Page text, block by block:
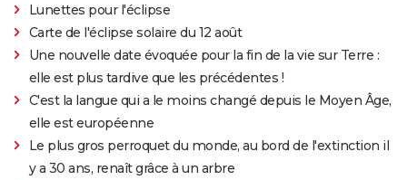
Lunettes pour l'éclipse
Carte de l'éclipse solaire du 12 août
Une nouvelle date évoquée pour la fin de la vie sur Terre :
elle est plus tardive que les précédentes !
C'est la langue qui a le moins changé depuis le Moyen Âge,
elle est européenne
Le plus gros perroquet du monde, au bord de l'extinction il
y a 30 ans, renaît grâce à un arbre